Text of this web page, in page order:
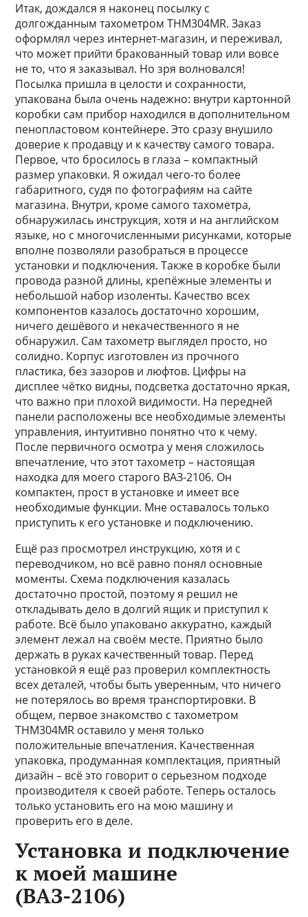
Итак, дождался я наконец посылку с
долгожданным тахометром THM304MR. Заказ
оформлял через интернет-магазин, и переживал,
что может прийти бракованный товар или вовсе
не то, что я заказывал. Но зря волновался!
Посылка пришла в целости и сохранности,
упакована была очень надежно: внутри картонной
коробки сам прибор находился в дополнительном
пенопластовом контейнере. Это сразу внушило
доверие к продавцу и к качеству самого товара.
Первое, что бросилось в глаза – компактный
размер упаковки. Я ожидал чего-то более
габаритного, судя по фотографиям на сайте
магазина. Внутри, кроме самого тахометра,
обнаружилась инструкция, хотя и на английском
языке, но с многочисленными рисунками, которые
вполне позволяли разобраться в процессе
установки и подключения. Также в коробке были
провода разной длины, крепёжные элементы и
небольшой набор изоленты. Качество всех
компонентов казалось достаточно хорошим,
ничего дешёвого и некачественного я не
обнаружил. Сам тахометр выглядел просто, но
солидно. Корпус изготовлен из прочного
пластика, без зазоров и люфтов. Цифры на
дисплее чётко видны, подсветка достаточно яркая,
что важно при плохой видимости. На передней
панели расположены все необходимые элементы
управления, интуитивно понятно что к чему.
После первичного осмотра у меня сложилось
впечатление, что этот тахометр – настоящая
находка для моего старого ВАЗ-2106. Он
компактен, прост в установке и имеет все
необходимые функции. Мне оставалось только
приступить к его установке и подключению.
Ещё раз просмотрел инструкцию, хотя и с
переводчиком, но всё равно понял основные
моменты. Схема подключения казалась
достаточно простой, поэтому я решил не
откладывать дело в долгий ящик и приступил к
работе. Всё было упаковано аккуратно, каждый
элемент лежал на своём месте. Приятно было
держать в руках качественный товар. Перед
установкой я ещё раз проверил комплектность
всех деталей, чтобы быть уверенным, что ничего
не потерялось во время транспортировки. В
общем, первое знакомство с тахометром
THM304MR оставило у меня только
положительные впечатления. Качественная
упаковка, продуманная комплектация, приятный
дизайн – всё это говорит о серьезном подходе
производителя к своей работе. Теперь осталось
только установить его на мою машину и
проверить его в деле.
Установка и подключение
к моей машине
(ВАЗ-2106)